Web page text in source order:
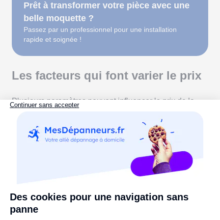
Prêt à transformer votre pièce avec une
belle moquette ?
Passez par un professionnel pour une installation
rapide et soignée !
Les facteurs qui font varier le prix
Plusieurs paramètres peuvent influencer le prix de la
des deux. Voici les principaux éléments à prendre en
compte :
le type de moquette (en rouleau,
en dalles, en lames, etc.) a un impact significatif sur le
coût. Par exemple, les moquettes en rouleau sont
souvent moins chères à poser que les dalles ou les
Matériau et fibre :le matériau utilisé pour la
moquette influe sur le prix. Les fibres en
polypropylène et en nylon sont généralement plus